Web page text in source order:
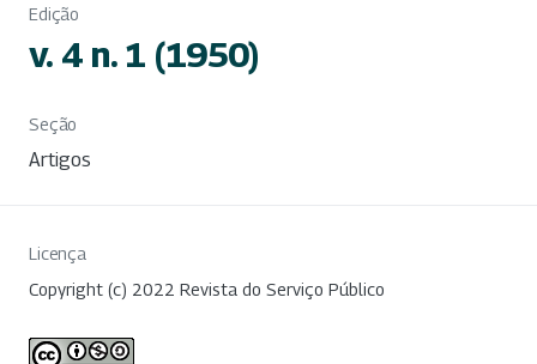
Edição
v. 4 n. 1 (1950)
Seção
Artigos
Licença
Copyright (c) 2022 Revista do Serviço Público